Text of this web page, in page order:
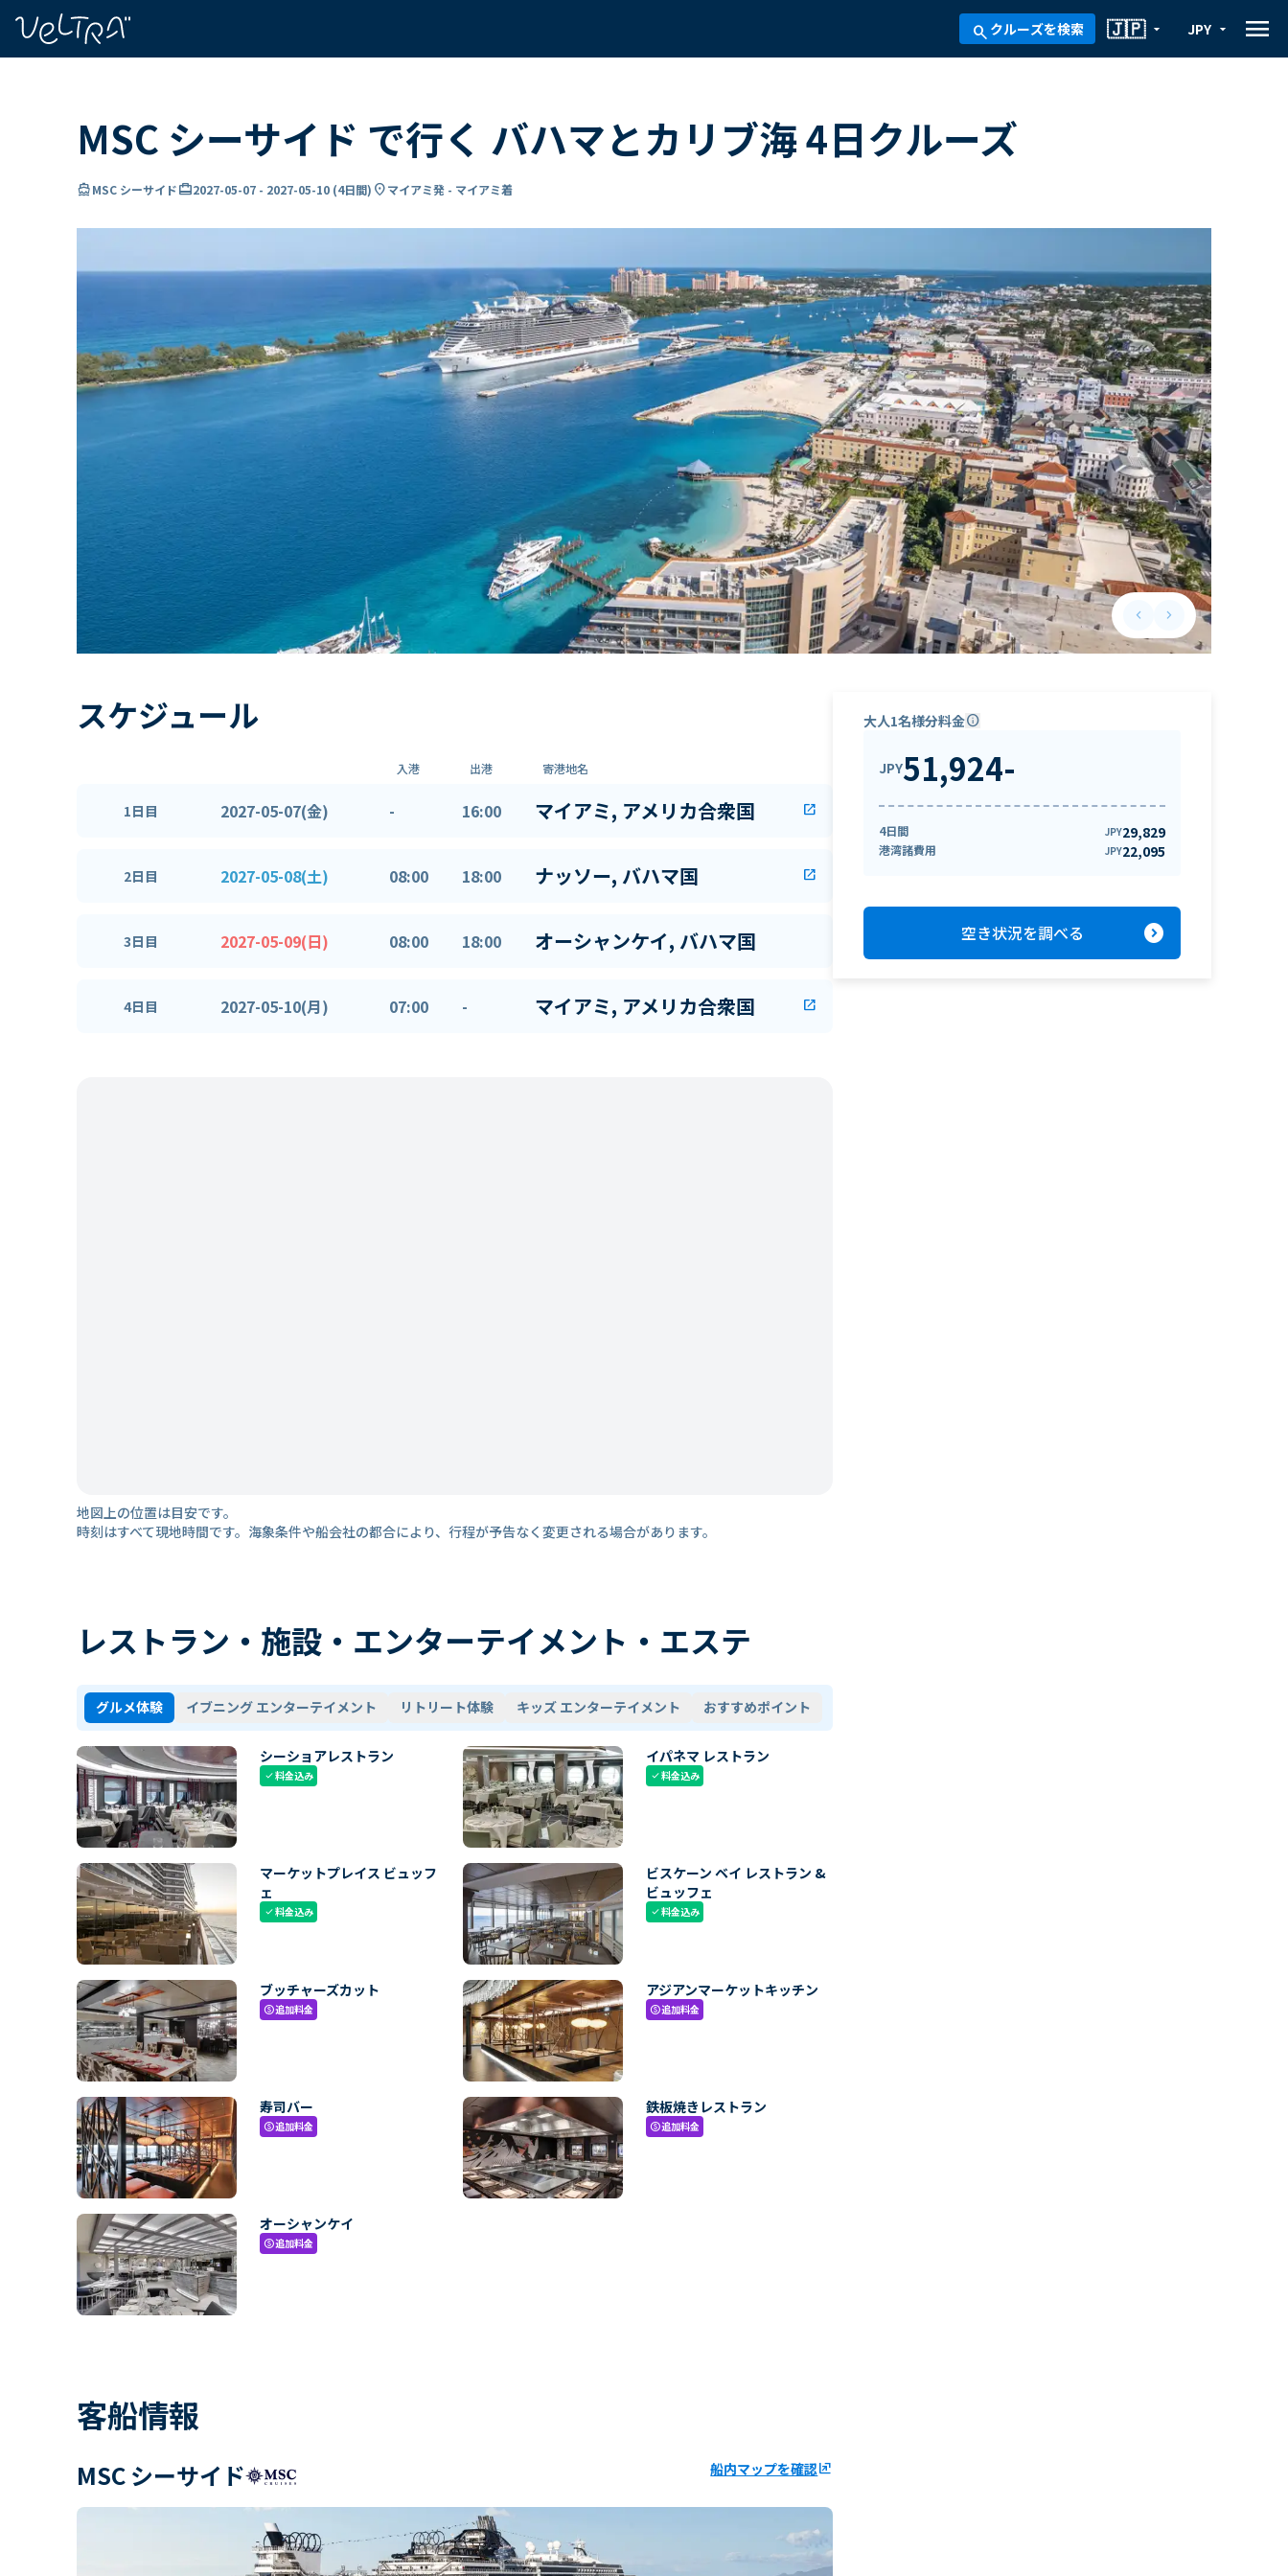
search クルーズを検索 arrow_drop_down
🇯🇵 arrow_drop_down
JPY menu
MSC シーサイド で行く バハマとカリブ海 4日クルーズ
directions_boatMSC シーサイドcard_travel2027-05-07 - 2027-05-10 (4日間) location_onマイアミ発 - マイアミ着
keyboard_arrow_leftPrevious slide
keyboard_arrow_rightNext slide
スケジュール
入港 出港 寄港地名
1日目 2027-05-07(金) - 16:00 マイアミ, アメリカ合衆国 open_in_new
2日目 2027-05-08(土) 08:00 18:00 ナッソー, バハマ国 open_in_new
3日目 2027-05-09(日) 08:00 18:00 オーシャンケイ, バハマ国
4日目 2027-05-10(月) 07:00 - マイアミ, アメリカ合衆国 open_in_new
地図上の位置は目安です。
時刻はすべて現地時間です。海象条件や船会社の都合により、行程が予告なく変更される場合があります。
レストラン・施設・エンターテイメント・エステ
グルメ体験 イブニング エンターテイメント リトリート体験 キッズ エンターテイメント おすすめポイント
シーショアレストラン
check料金込み
イパネマ レストラン
check料金込み
マーケットプレイス ビュッフ
ェ
check料金込み
ビスケーン ベイ レストラン &
ビュッフェ
check料金込み
ブッチャーズカット
paid追加料金
アジアンマーケットキッチン
paid追加料金
寿司バー
paid追加料金
鉄板焼きレストラン
paid追加料金
オーシャンケイ
paid追加料金
客船情報
MSC シーサイド 船内マップを確認ungroup
大人1名様分料金info
JPY51,924-
4日間 JPY29,829
港湾諸費用 JPY22,095
空き状況を調べる expand_circle_right